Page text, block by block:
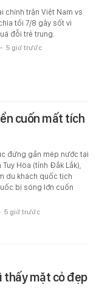
chính trận Việt Nam vs
tối 7/8 gây sốt vì
đỗi trẻ trung.
- 5 giờ trước
cuốn mất tích
đứng gần mép nước tại
Tuy Hòa (tỉnh Đắk Lắk),
du khách quốc tịch
bị sóng lớn cuốn
5 giờ trước
thấy mặt cỏ đẹp